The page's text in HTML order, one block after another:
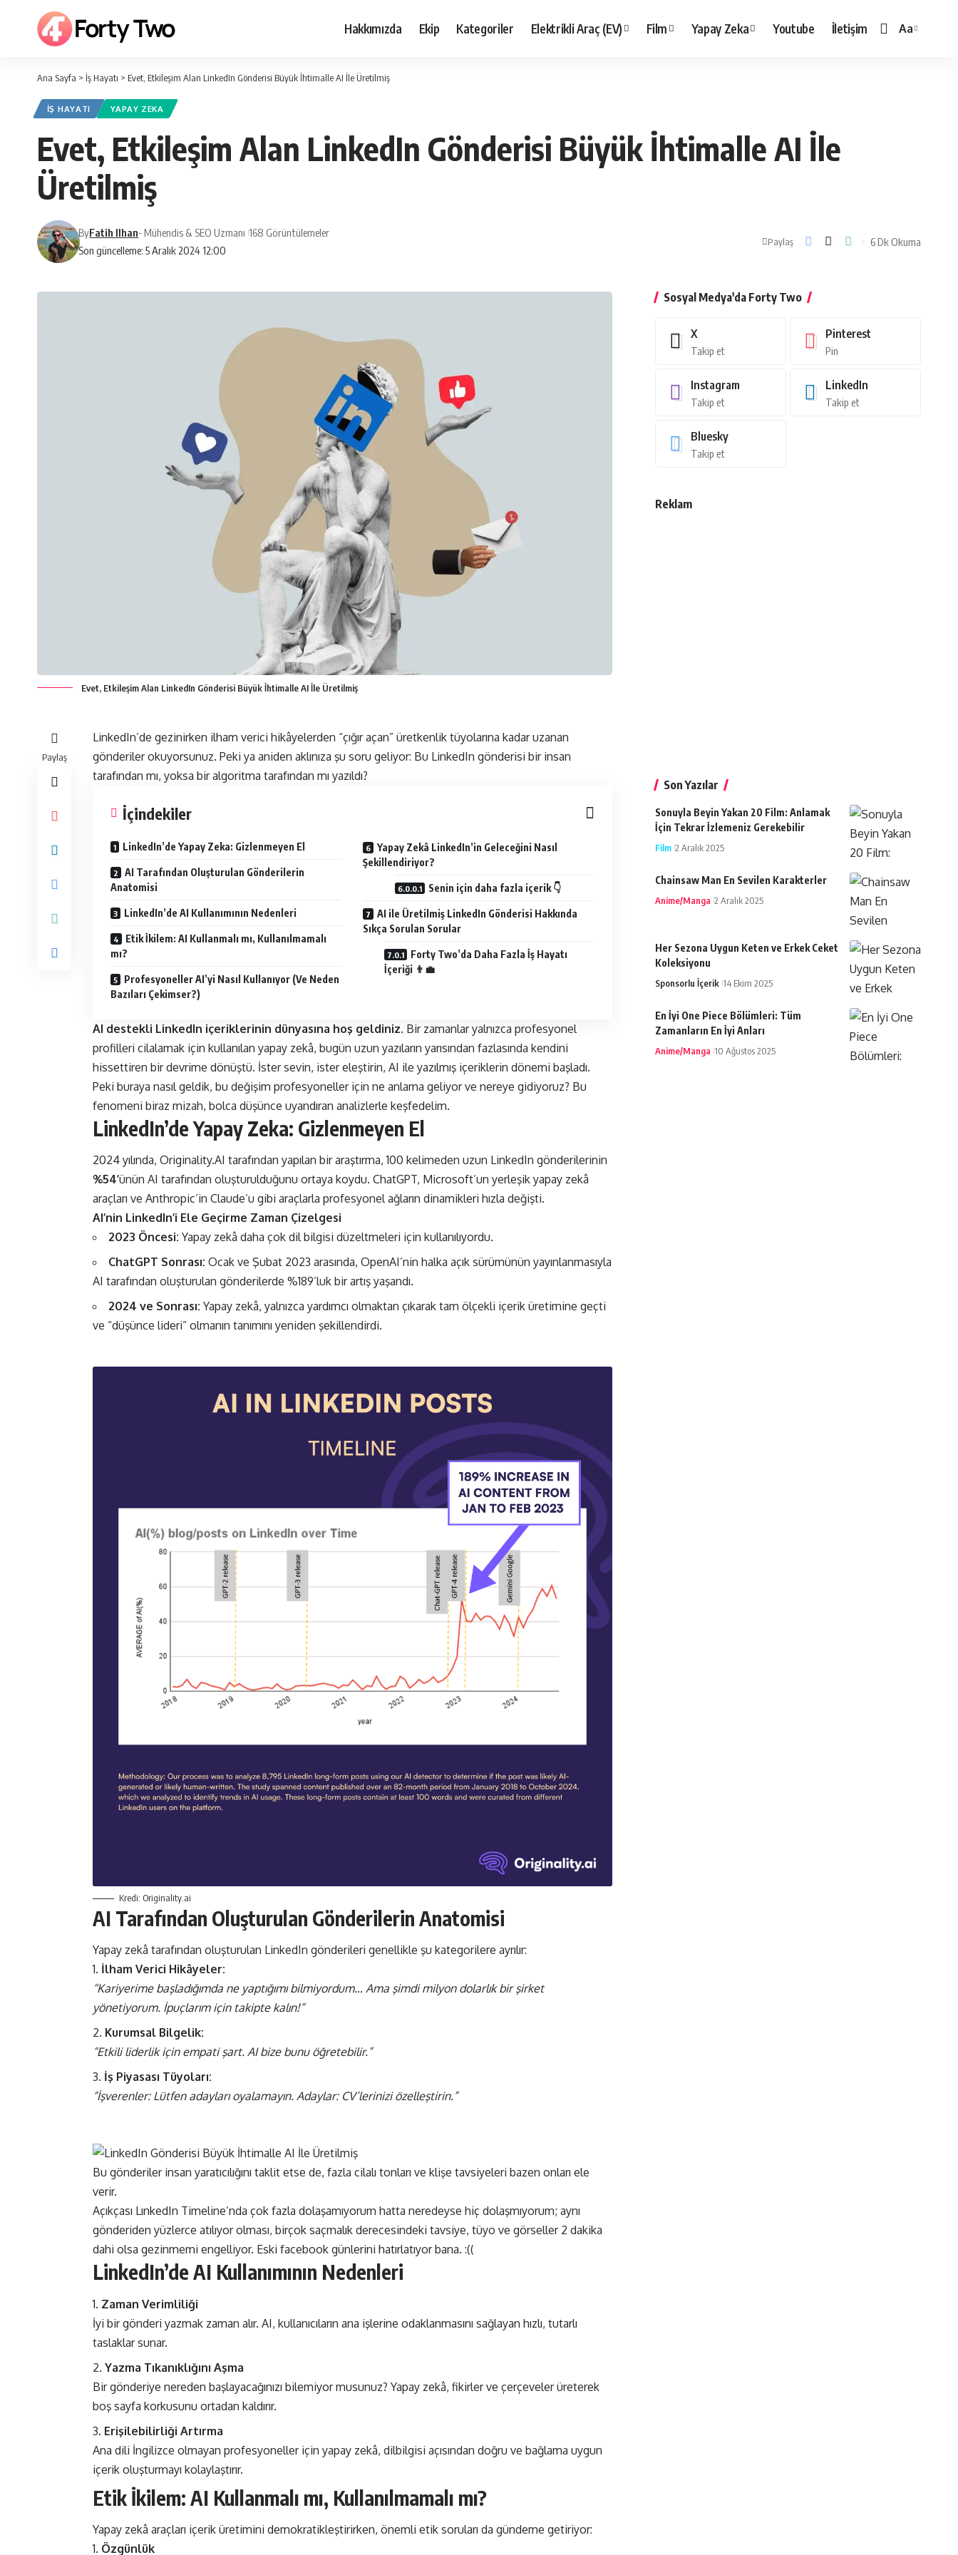
Hakkımızda Ekip Kategoriler Elektrikli Araç (EV) Film Yapay Zeka Youtube İletişim
Yazı
Aa
Ana Sayfa > İş Hayatı > Evet, Etkileşim Alan LinkedIn Gönderisi Büyük İhtimalle AI İle Üretilmiş
İŞ HAYATI YAPAY ZEKA
Evet, Etkileşim Alan LinkedIn Gönderisi Büyük İhtimalle AI İle
Üretilmiş
Son güncelleme: 5 Aralık 2024 12:00
ByFatih Ilhan- Mühendis & SEO Uzmanı 168 Görüntülemeler
Paylaş 6 Dk Okuma
Evet, Etkileşim Alan LinkedIn Gönderisi Büyük İhtimalle AI İle Üretilmiş
Paylaş
LinkedIn’de gezinirken ilham verici hikâyelerden “çığır açan” üretkenlik tüyolarına kadar uzanan
gönderiler okuyorsunuz. Peki ya aniden aklınıza şu soru geliyor: Bu LinkedIn gönderisi bir insan
tarafından mı, yoksa bir algoritma tarafından mı yazıldı?
İçindekiler
LinkedIn’de Yapay Zeka: Gizlenmeyen El
AI Tarafından Oluşturulan Gönderilerin
Anatomisi
LinkedIn’de AI Kullanımının Nedenleri
Etik İkilem: AI Kullanmalı mı, Kullanılmamalı
mı?
Profesyoneller AI’yi Nasıl Kullanıyor (Ve Neden
Bazıları Çekimser?)
Yapay Zekâ LinkedIn’in Geleceğini Nasıl
Şekillendiriyor?
Senin için daha fazla içerik 👇
AI ile Üretilmiş LinkedIn Gönderisi Hakkında
Sıkça Sorulan Sorular
Forty Two’da Daha Fazla İş Hayatı
İçeriği 👨‍💼
AI destekli LinkedIn içeriklerinin dünyasına hoş geldiniz. Bir zamanlar yalnızca profesyonel
profilleri cilalamak için kullanılan yapay zekâ, bugün uzun yazıların yarısından fazlasında kendini
hissettiren bir devrime dönüştü. İster sevin, ister eleştirin, AI ile yazılmış içeriklerin dönemi başladı.
Peki buraya nasıl geldik, bu değişim profesyoneller için ne anlama geliyor ve nereye gidiyoruz? Bu
fenomeni biraz mizah, bolca düşünce uyandıran analizlerle keşfedelim.
LinkedIn’de Yapay Zeka: Gizlenmeyen El
2024 yılında, Originality.AI tarafından yapılan bir araştırma, 100 kelimeden uzun LinkedIn gönderilerinin
%54’ünün AI tarafından oluşturulduğunu ortaya koydu​​. ChatGPT, Microsoft’un yerleşik yapay zekâ
araçları ve Anthropic’in Claude’u gibi araçlarla profesyonel ağların dinamikleri hızla değişti.
AI’nin LinkedIn’i Ele Geçirme Zaman Çizelgesi
2023 Öncesi: Yapay zekâ daha çok dil bilgisi düzeltmeleri için kullanılıyordu.
ChatGPT Sonrası: Ocak ve Şubat 2023 arasında, OpenAI’nin halka açık sürümünün yayınlanmasıyla
AI tarafından oluşturulan gönderilerde %189’luk bir artış yaşandı​​.
2024 ve Sonrası: Yapay zekâ, yalnızca yardımcı olmaktan çıkarak tam ölçekli içerik üretimine geçti
ve “düşünce lideri” olmanın tanımını yeniden şekillendirdi.
Kredi: Originality.ai
AI Tarafından Oluşturulan Gönderilerin Anatomisi
Yapay zekâ tarafından oluşturulan LinkedIn gönderileri genellikle şu kategorilere ayrılır:
İlham Verici Hikâyeler:
“Kariyerime başladığımda ne yaptığımı bilmiyordum… Ama şimdi milyon dolarlık bir şirket
yönetiyorum. İpuçlarım için takipte kalın!”
Kurumsal Bilgelik:
“Etkili liderlik için empati şart. AI bize bunu öğretebilir.”
İş Piyasası Tüyoları:
“İşverenler: Lütfen adayları oyalamayın. Adaylar: CV’lerinizi özelleştirin.”
Bu gönderiler insan yaratıcılığını taklit etse de, fazla cilalı tonları ve klişe tavsiyeleri bazen onları ele
verir​​.
Açıkçası LınkedIn Timeline’nda çok fazla dolaşamıyorum hatta neredeyse hiç dolaşmıyorum; aynı
gönderiden yüzlerce atılıyor olması, birçok saçmalık derecesindeki tavsiye, tüyo ve görseller 2 dakika
dahi olsa gezinmemi engelliyor. Eski facebook günlerini hatırlatıyor bana. :((
LinkedIn’de AI Kullanımının Nedenleri
Zaman Verimliliği
İyi bir gönderi yazmak zaman alır. AI, kullanıcıların ana işlerine odaklanmasını sağlayan hızlı, tutarlı
taslaklar sunar.
Yazma Tıkanıklığını Aşma
Bir gönderiye nereden başlayacağınızı bilemiyor musunuz? Yapay zekâ, fikirler ve çerçeveler üreterek
boş sayfa korkusunu ortadan kaldırır.
Erişilebilirliği Artırma
Ana dili İngilizce olmayan profesyoneller için yapay zekâ, dilbilgisi açısından doğru ve bağlama uygun
içerik oluşturmayı kolaylaştırır​​.
Etik İkilem: AI Kullanmalı mı, Kullanılmamalı mı?
Yapay zekâ araçları içerik üretimini demokratikleştirirken, önemli etik soruları da gündeme getiriyor:
Özgünlük
Sosyal Medya'da Forty Two
X
Takip et
Pinterest
Pin
Instagram
Takip et
LinkedIn
Takip et
Bluesky
Takip et
Reklam
Son Yazılar
Sonuyla Beyin Yakan 20 Film: Anlamak
İçin Tekrar İzlemeniz Gerekebilir
Film 2 Aralık 2025
Chainsaw Man En Sevilen Karakterler
Anime/Manga 2 Aralık 2025
Her Sezona Uygun Keten ve Erkek Ceket
Koleksiyonu
Sponsorlu İçerik 14 Ekim 2025
En İyi One Piece Bölümleri: Tüm
Zamanların En İyi Anları
Anime/Manga 10 Ağustos 2025